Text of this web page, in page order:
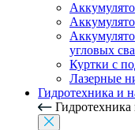
угловых
Куртки с
Лазерные
Гидротехника и